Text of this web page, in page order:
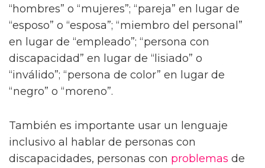
“hombres” o “mujeres”; “pareja” en lugar de
“esposo” o “esposa”; “miembro del personal”
en lugar de “empleado”; “persona con
discapacidad” en lugar de “lisiado” o
“inválido”; “persona de color” en lugar de
“negro” o “moreno”.
También es importante usar un lenguaje
inclusivo al hablar de personas con
discapacidades, personas con problemas de